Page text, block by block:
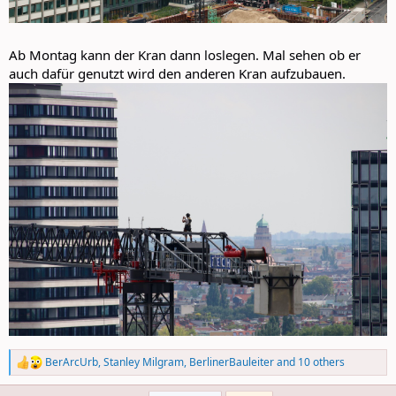
Ab Montag kann der Kran dann loslegen. Mal sehen ob er
auch dafür genutzt wird den anderen Kran aufzubauen.
R
e
BerArcUrb,Stanley Milgram, BerlinerBauleiterand 10 others